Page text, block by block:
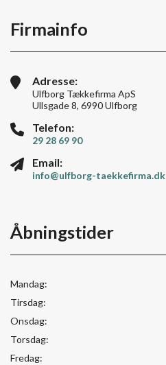
Firmainfo
Adresse:
Ulfborg Tækkefirma ApS
Ullsgade 8, 6990 Ulfborg
Telefon:
29 28 69 90
Email:
info@ulfborg-taekkefirma.dk
Åbningstider
Mandag:
Tirsdag:
Onsdag:
Torsdag:
Fredag: